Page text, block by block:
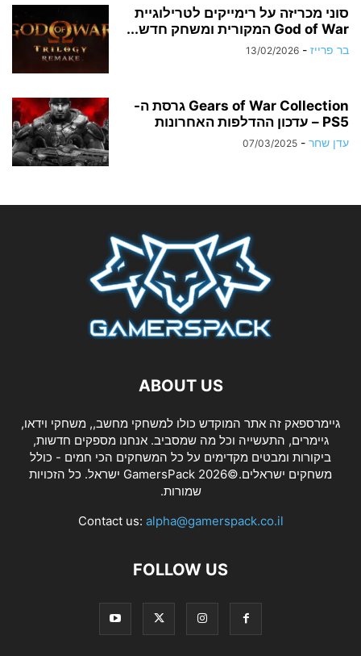
סוני מכריזה על רימייקים לטרילוגיית
God of War המקורית ומשחק חדש...
בר פרייז -
13/02/2026
Gears of War Collection גרסת ה-
PS5 – עדכון ההדלפות האחרונות
עדן שחר -
07/03/2025
ABOUT US
גיימרספאק זה אתר המוקדש כולו למשחקי מחשב,, משחקי וידאו,
גיימרים, התעשייה וכל מה שמסביב. אנחנו מספקים חדשות,
ביקורות ומבטים מקדימים על כל המשחקים הכי חמים - כולל
משחקים ישראלים.©2026 GamersPack ישראל. כל הזכויות
שמורות.
Contact us: alpha@gamerspack.co.il
FOLLOW US